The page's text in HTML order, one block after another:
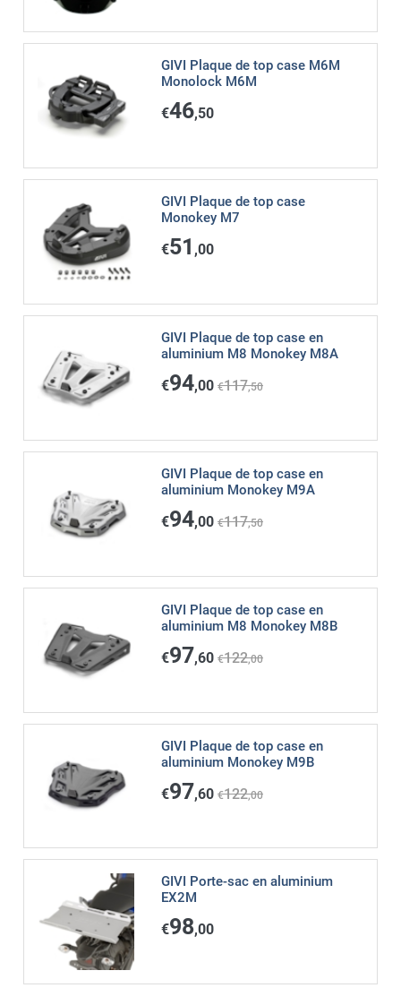
GIVI Plaque de top case M6M
Monolock M6M
€46,50
GIVI Plaque de top case
Monokey M7
€51 ,00
GIVI Plaque de top case en
aluminium M8 Monokey M8A
€94,00 €117,50
GIVI Plaque de top case en
aluminium Monokey M9A
€94,00 €117,50
GIVI Plaque de top case en
aluminium M8 Monokey M8B
€97,60 €122,00
GIVI Plaque de top case en
aluminium Monokey M9B
€97,60 €122,00
GIVI Porte-sac en aluminium
EX2M
€98,00